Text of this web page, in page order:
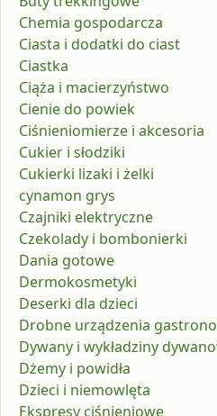
Chemia gospodarcza
Ciasta i dodatki do ciast
Ciastka
Ciąża i macierzyństwo
Cienie do powiek
Ciśnieniomierze i akcesoria
Cukier i słodziki
Cukierki lizaki i żelki
cynamon grys
Czajniki elektryczne
Czekolady i bombonierki
Dania gotowe
Dermokosmetyki
Deserki dla dzieci
Drobne urządzenia
Dywany i wykładziny
Dżemy i powidła
Dzieci i niemowlęta
Ekspresy ciśnieniowe